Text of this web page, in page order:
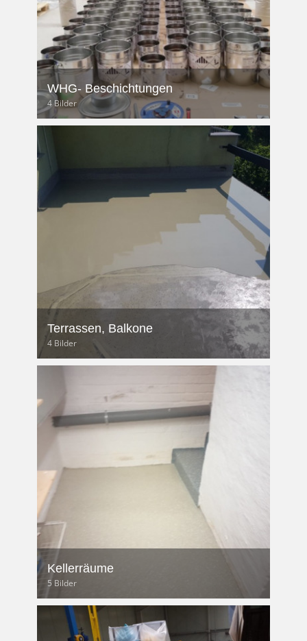
WHG- Beschichtungen
4 Bilder
Terrassen, Balkone
4 Bilder
Kellerräume
5 Bilder